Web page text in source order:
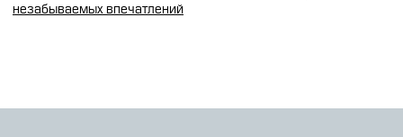
незабываемых впечатлений